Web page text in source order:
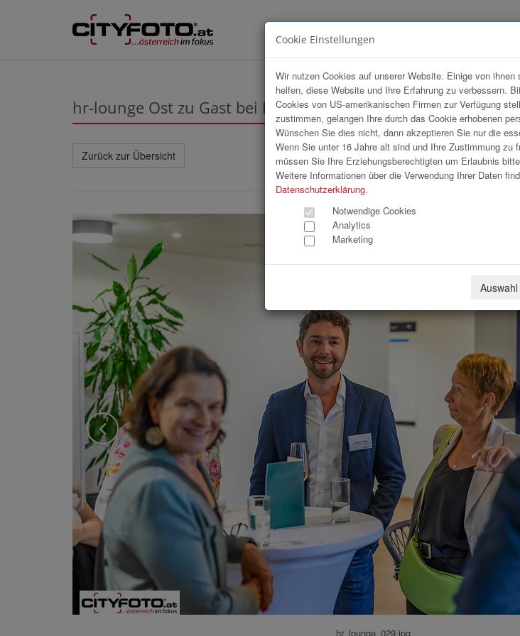
hr-lounge Ost zu Gast bei ISS
Zurück zur Übersicht
hr_lounge_029.jpg
Cookie Einstellungen
Wir nutzen Cookies auf unserer Website. Einige von
helfen, diese Website und Ihre Erfahrung zu verbessern.
Cookies von US-amerikanischen Firmen zur Verfügung
zustimmen, gelangen Ihre durch das Cookie erhobenen
Wünschen Sie dies nicht, dann akzeptieren Sie nur die
Wenn Sie unter 16 Jahre alt sind und Ihre Zustimmung zu
müssen Sie Ihre Erziehungsberechtigten um Erlaubnis
Weitere Informationen über die Verwendung Ihrer Daten
Datenschutzerklärung.
Notwendige Cookies
Analytics
Marketing